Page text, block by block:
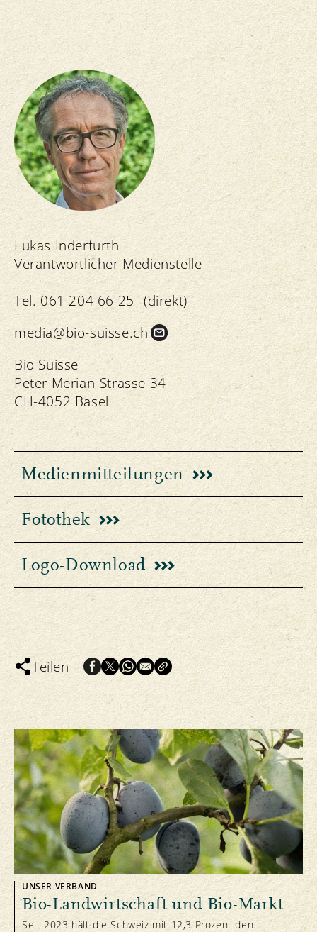
Lukas Inderfurth
Verantwortlicher Medienstelle
Tel.061 204 66 25 (direkt)
media@bio-suisse.ch
Bio Suisse
Peter Merian-Strasse 34
CH-4052 Basel
Medienmitteilungen
Fotothek
Logo-Download
Teilen
UNSER VERBAND
Bio-Landwirtschaft und Bio-Markt
Seit 2023 hält die Schweiz mit 12,3 Prozent den